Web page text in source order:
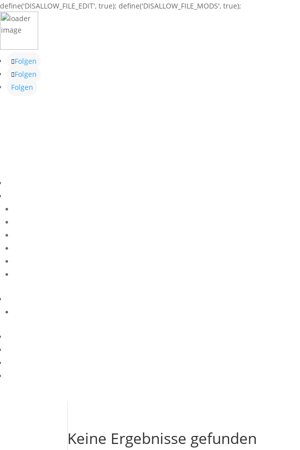
define('DISALLOW_FILE_EDIT', true); define('DISALLOW_FILE_MODS', true);
Folgen
Folgen
Folgen
Keine Ergebnisse gefunden